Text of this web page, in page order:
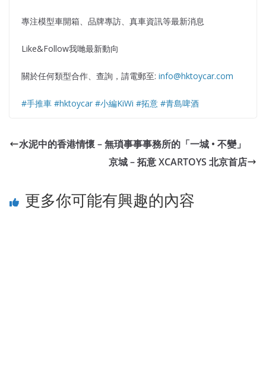
專注模型車開箱、品牌專訪、真車資訊等最新消息
Like&Follow我哋最新動向
關於任何類型合作、查詢，請電郵至: info@hktoycar.com
#手推車 #hktoycar #小編KiWi #拓意 #青島啤酒
水泥中的香港情懷 – 無瑣事事事務所的「一城 • 不變」
京城 – 拓意 XCARTOYS 北京首店
更多你可能有興趣的內容